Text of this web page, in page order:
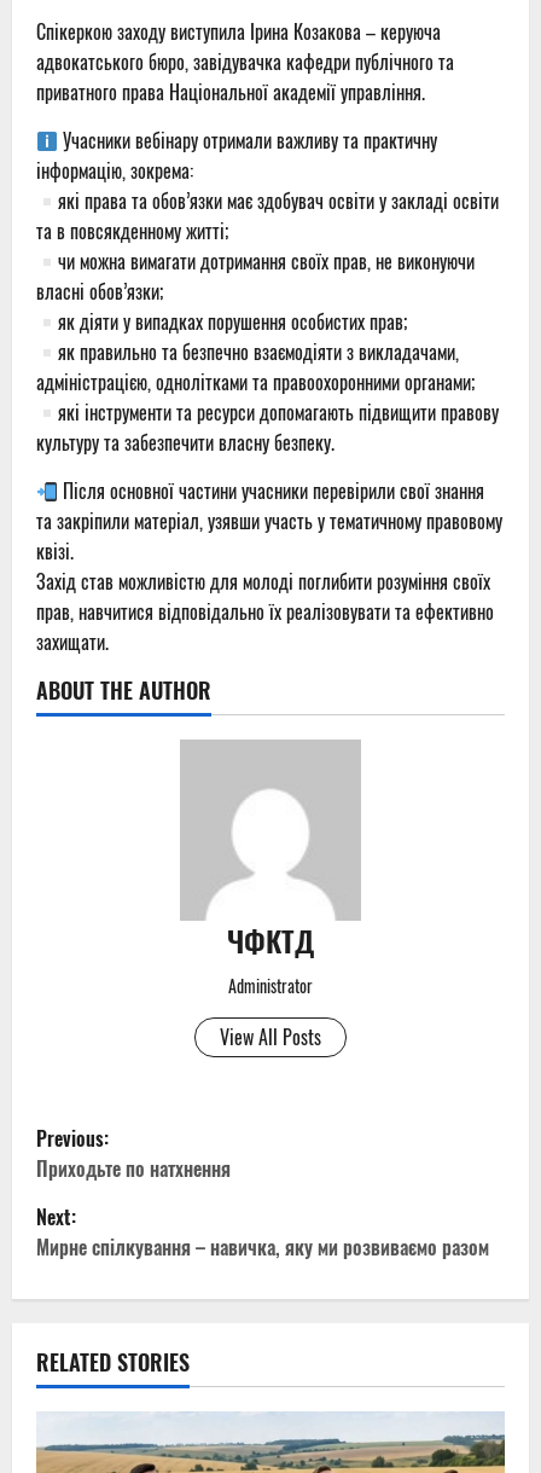
Спікеркою заходу виступила Ірина Козакова – керуюча
адвокатського бюро, завідувачка кафедри публічного та
приватного права Національної академії управління.
Учасники вебінару отримали важливу та практичну
інформацію, зокрема:
які права та обов’язки має здобувач освіти у закладі освіти
та в повсякденному житті;
чи можна вимагати дотримання своїх прав, не виконуючи
власні обов’язки;
як діяти у випадках порушення особистих прав;
як правильно та безпечно взаємодіяти з викладачами,
адміністрацією, однолітками та правоохоронними органами;
які інструменти та ресурси допомагають підвищити правову
культуру та забезпечити власну безпеку.
Після основної частини учасники перевірили свої знання
та закріпили матеріал, узявши участь у тематичному правовому
квізі.
Захід став можливістю для молоді поглибити розуміння своїх
прав, навчитися відповідально їх реалізовувати та ефективно
захищати.
ABOUT THE AUTHOR
ЧФКТД
Administrator
View All Posts
P
o
s
a
v
Previous:
Приходьте по натхнення
Next:
Мирне спілкування – навичка, яку ми розвиваємо разом
RELATED STORIES